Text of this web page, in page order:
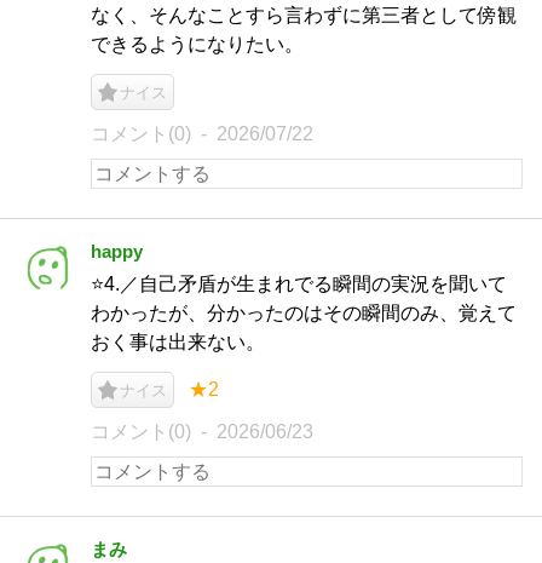
なく、そんなことすら言わずに第三者として傍観
できるようになりたい。
ナイス
コメント(0) 2026/07/22
happy
⭐️4.／自己矛盾が生まれでる瞬間の実況を聞いて
わかったが、分かったのはその瞬間のみ、覚えて
おく事は出来ない。
ナイス ★2
コメント(0) 2026/06/23
まみ